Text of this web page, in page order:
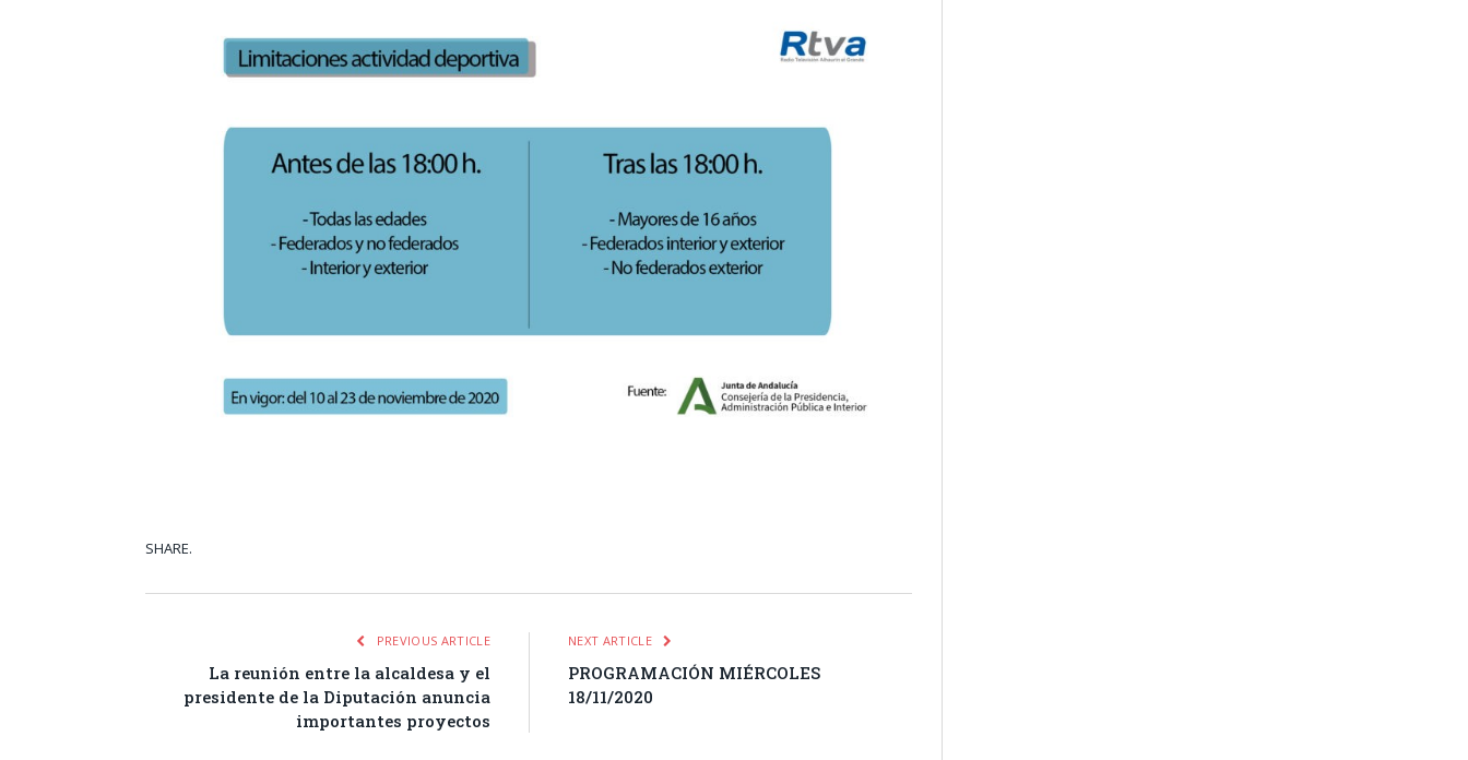
SHARE.
PREVIOUS ARTICLE
La reunión entre la alcaldesa y el
presidente de la Diputación anuncia
importantes proyectos
NEXT ARTICLE
PROGRAMACIÓN MIÉRCOLES
18/11/2020